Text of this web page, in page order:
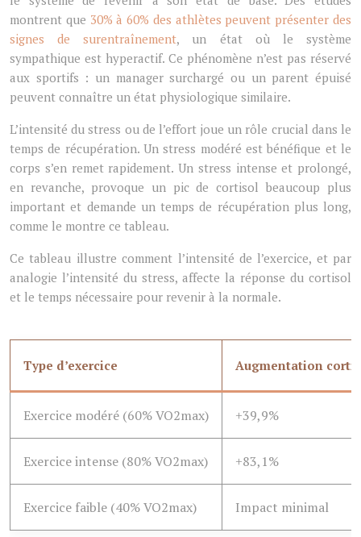
montrent que 30% à 60% des athlètes peuvent présenter des
signes de surentraînement, un état où le système
sympathique est hyperactif. Ce phénomène n’est pas réservé
aux sportifs : un manager surchargé ou un parent épuisé
peuvent connaître un état physiologique similaire.
L’intensité du stress ou de l’effort joue un rôle crucial dans le
temps de récupération. Un stress modéré est bénéfique et le
corps s’en remet rapidement. Un stress intense et prolongé,
en revanche, provoque un pic de cortisol beaucoup plus
important et demande un temps de récupération plus long,
comme le montre ce tableau.
Ce tableau illustre comment l’intensité de l’exercice, et par
analogie l’intensité du stress, affecte la réponse du cortisol
et le temps nécessaire pour revenir à la normale.
Type d’exercice Augmentation
Exercice modéré (60% VO2max) +39,9%
Exercice intense (80% VO2max) +83,1%
Exercice faible (40% VO2max) Impact minimal